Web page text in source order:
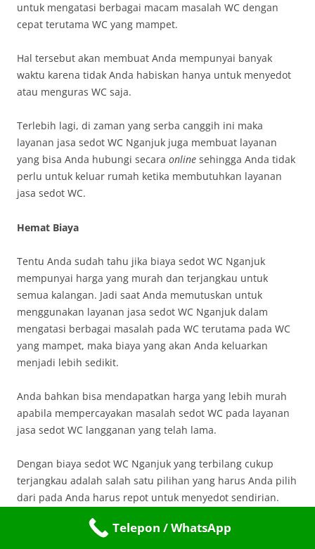
untuk mengatasi berbagai macam masalah WC dengan
cepat terutama WC yang mampet.
Hal tersebut akan membuat Anda mempunyai banyak
waktu karena tidak Anda habiskan hanya untuk menyedot
atau menguras WC saja.
Terlebih lagi, di zaman yang serba canggih ini maka
layanan jasa sedot WC Nganjuk juga membuat layanan
yang bisa Anda hubungi secara online sehingga Anda tidak
perlu untuk keluar rumah ketika membutuhkan layanan
jasa sedot WC.
Hemat Biaya
Tentu Anda sudah tahu jika biaya sedot WC Nganjuk
mempunyai harga yang murah dan terjangkau untuk
semua kalangan. Jadi saat Anda memutuskan untuk
menggunakan layanan jasa sedot WC Nganjuk dalam
mengatasi berbagai masalah pada WC terutama pada WC
yang mampet, maka biaya yang akan Anda keluarkan
menjadi lebih sedikit.
Anda bahkan bisa mendapatkan harga yang lebih murah
apabila mempercayakan masalah sedot WC pada layanan
jasa sedot WC langganan yang telah lama.
Dengan biaya sedot WC Nganjuk yang terbilang cukup
terjangkau adalah salah satu pilihan yang harus Anda pilih
dari pada Anda harus repot untuk menyedot sendirian.
Telepon / WhatsApp